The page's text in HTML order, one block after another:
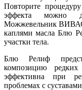
Повторите
эффекта можно
Можжевельник
каплями масла Блю
участки тела.
Блю Релиф
композицию
эффективна при
проблемах с